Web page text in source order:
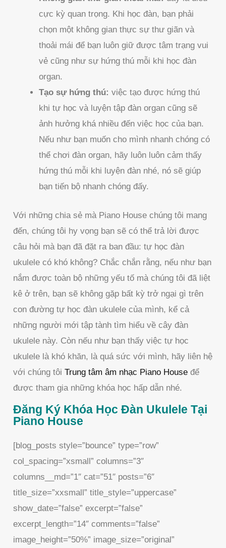
cực kỳ quan trọng. Khi học đàn, bạn phải
chọn một không gian thực sự thư giãn và
thoải mái để bạn luôn giữ được tâm trạng vui
vẻ cũng như sự hứng thú mỗi khi học đàn
organ.
Tạo sự hứng thú: việc tạo được hứng thú
khi tự học và luyện tập đàn organ cũng sẽ
ảnh hưởng khá nhiều đến việc học của bạn.
Nếu như bạn muốn cho mình nhanh chóng có
thể chơi đàn organ, hãy luôn luôn cảm thấy
hứng thú mỗi khi luyện đàn nhé, nó sẽ giúp
bạn tiến bộ nhanh chóng đấy.
Với những chia sẻ mà Piano House chúng tôi mang
đến, chúng tôi hy vọng bạn sẽ có thể trả lời được
câu hỏi mà bạn đã đặt ra ban đầu: tự học đàn
ukulele có khó không? Chắc chắn rằng, nếu như bạn
nắm được toàn bộ những yếu tố mà chúng tôi đã liệt
kê ở trên, bạn sẽ không gặp bất kỳ trở ngại gì trên
con đường tự học đàn ukulele của mình, kể cả
những người mới tập tành tìm hiểu về cây đàn
ukulele này. Còn nếu như bạn thấy việc tự học
ukulele là khó khăn, là quá sức với mình, hãy liên hệ
với chúng tôiTrung tâm âm nhạc Piano House để
được tham gia những khóa học hấp dẫn nhé.
Đăng Ký Khóa Học Đàn Ukulele Tại
Piano House
[blog_posts style=”bounce” type=”row”
col_spacing=”xsmall” columns=”3″
columns__md=”1″ cat=”51″ posts=”6″
title_size=”xxsmall” title_style=”uppercase”
show_date=”false” excerpt=”false”
excerpt_length=”14″ comments=”false”
image_height=”50%” image_size=”original”